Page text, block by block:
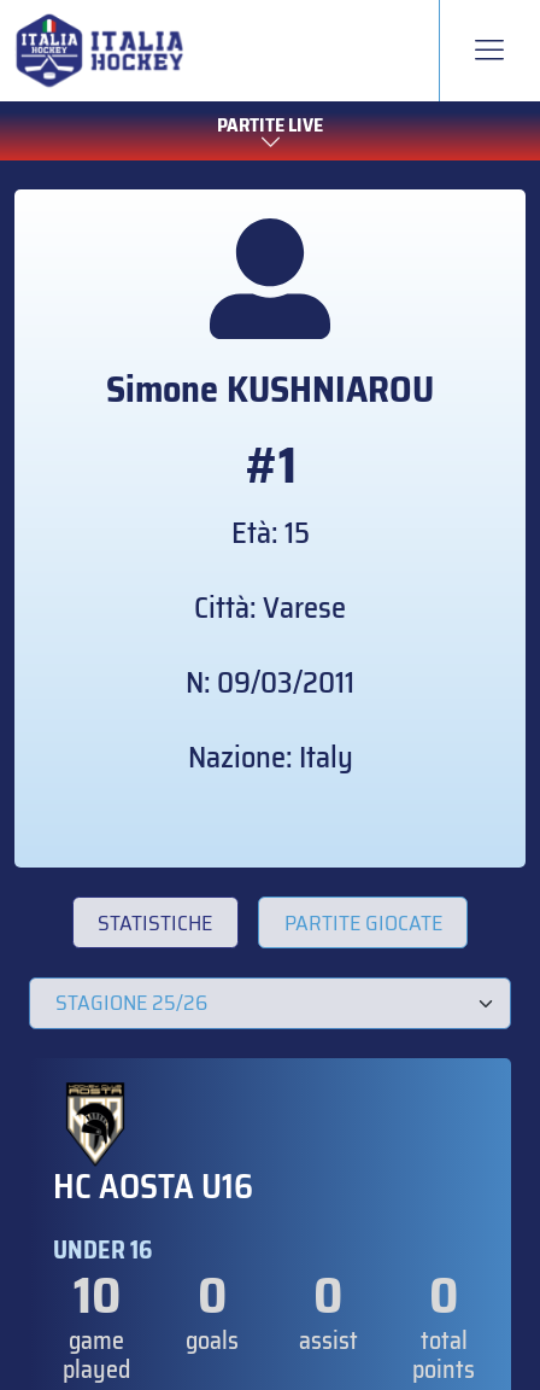
PARTITE LIVE
Simone KUSHNIAROU
#1
Età: 15
Città: Varese
N: 09/03/2011
Nazione: Italy
STATISTICHE PARTITE GIOCATE
HC AOSTA U16
UNDER 16
10
game
played
0
goals
0
assist
0
total
points